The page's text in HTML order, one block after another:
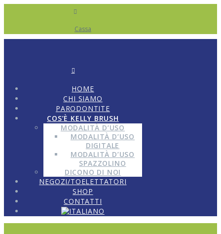
Cassa
HOME
CHI SIAMO
PARODONTITE
COS’È KELLY BRUSH
MODALITÀ D’USO
MODALITÀ D’USO
DIGITALE
MODALITÀ D’USO
SPAZZOLINO
DICONO DI NOI
NEGOZI/TOELETTATORI
SHOP
CONTATTI